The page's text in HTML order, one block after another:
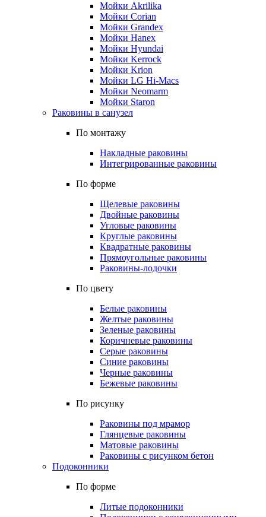
Мойки Akrilika
Мойки Corian
Мойки Grandex
Мойки Hanex
Мойки Hyundai
Мойки Kerrock
Мойки Krion
Мойки LG Hi-Macs
Мойки Neomarm
Мойки Staron
Раковины в санузел
По монтажу
Накладные раковины
Интегрированные раковины
По форме
Щелевые раковины
Двойные раковины
Угловые раковины
Круглые раковины
Квадратные раковины
Прямоугольные раковины
Раковины-лодочки
По цвету
Белые раковины
Желтые раковины
Зеленые раковины
Коричневые раковины
Серые раковины
Синие раковины
Черные раковины
Бежевые раковины
По рисунку
Раковины под мрамор
Глянцевые раковины
Матовые раковины
Раковины с рисунком бетон
Подоконники
По форме
Литые подоконники